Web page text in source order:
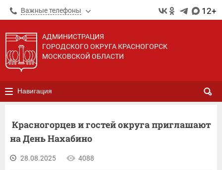
Важные телефоны 12+
АДМИНИСТРАЦИЯ
ГОРОДСКОГО ОКРУГА КРАСНОГОРСК
МОСКОВСКОЙ ОБЛАСТИ
Навигация
Красногорцев и гостей округа приглашают
на День Нахабино
28.08.2025 4088